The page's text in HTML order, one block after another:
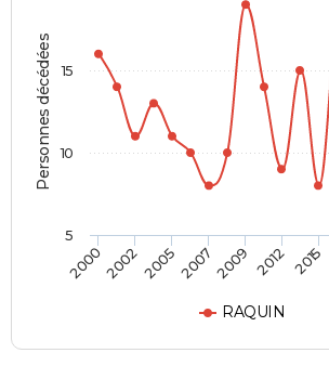
Personnes décédées
RAQUIN
20002002200520072009 2012 2015
5
10
15